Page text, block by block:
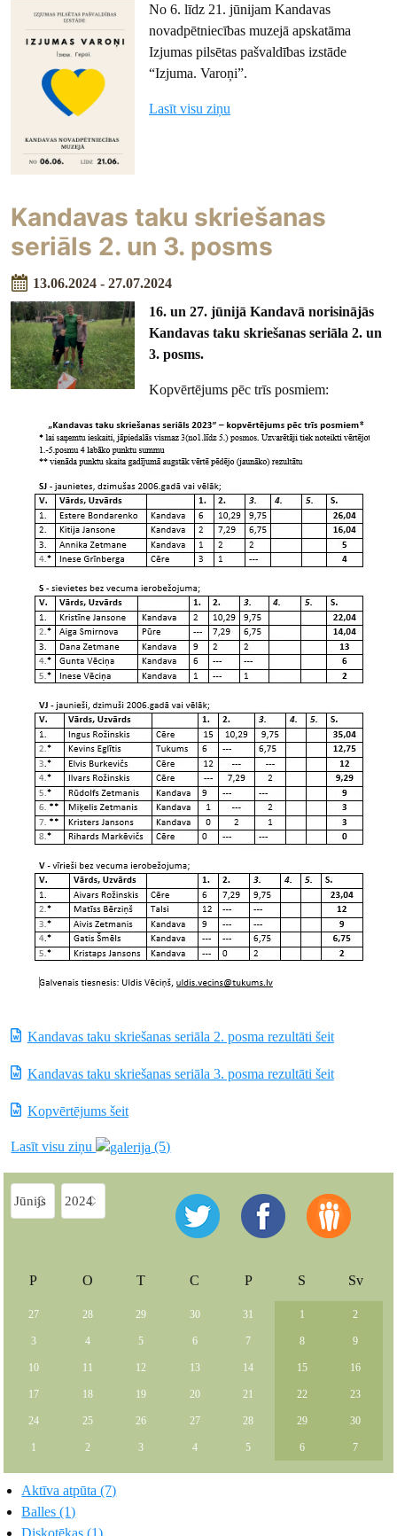
No 6. līdz 21. jūnijam Kandavas
novadpētniecības muzejā apskatāma
Izjumas pilsētas pašvaldības izstāde
“Izjuma. Varoņi”.
Lasīt visu ziņu
Kandavas taku skriešanas
seriāls 2. un 3. posms
13.06.2024 - 27.07.2024
16. un 27. jūnijā Kandavā norisinājās
Kandavas taku skriešanas seriāla 2. un
3. posms.
Kopvērtējums pēc trīs posmiem:
Kandavas taku skriešanas seriāla 2. posma rezultāti šeit
Kandavas taku skriešanas seriāla 3. posma rezultāti šeit
Kopvērtējums šeit
Lasīt visu ziņu (5)
P O T C P S Sv
27 28 29 30 31 1 2
3 4 5 6 7 8 9
10 11 12 13 14 15 16
17 18 19 20 21 22 23
24 25 26 27 28 29 30
1 2 3 4 5 6 7
Aktīva atpūta (7)
Balles (1)